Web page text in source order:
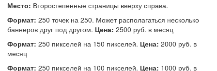
Место: Второстепенные страницы вверху справа.
Формат: 250 точек на 250. Может располагаться несколько
баннеров друг под другом. Цена: 2500 руб. в месяц
Формат: 250 пикселей на 150 пикселей. Цена: 2000 руб. в
месяц
Формат: 250 пикселей на 100 пикселей. Цена: 1000 руб. в